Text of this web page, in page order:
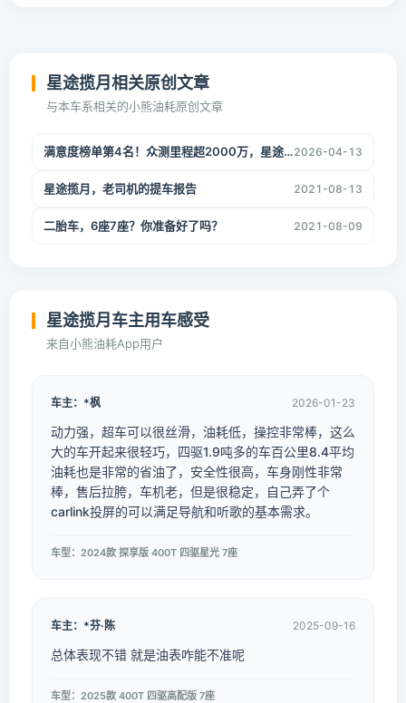
星途揽月相关原创文章
与本车系相关的小熊油耗原创文章
满意度榜单第4名！众测里程超2000万，星途揽月凭什么让众多车主喊出“买发动机送车”？2026-04-13
星途揽月，老司机的提车报告 2021-08-13
二胎车，6座7座？你准备好了吗？ 2021-08-09
星途揽月车主用车感受
来自小熊油耗App用户
车主：*枫 2026-01-23
动力强，超车可以很丝滑，油耗低，操控非常棒，这么
大的车开起来很轻巧，四驱1.9吨多的车百公里8.4平均
油耗也是非常的省油了，安全性很高，车身刚性非常
棒，售后拉胯，车机老，但是很稳定，自己弄了个
carlink投屏的可以满足导航和听歌的基本需求。
车型：2024款 探享版 400T 四驱星光 7座
车主：*芬·陈 2025-09-16
总体表现不错 就是油表咋能不准呢
车型：2025款 400T 四驱高配版 7座